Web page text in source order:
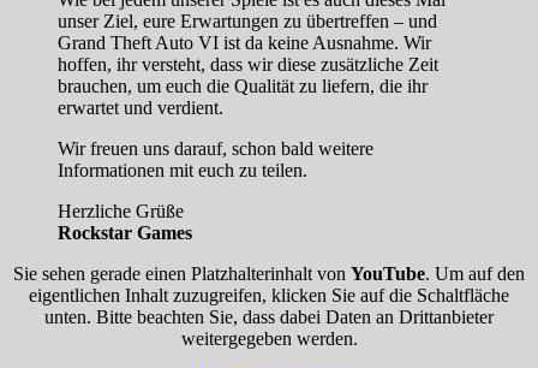
unser Ziel, eure Erwartungen zu übertreffen – und
Grand Theft Auto VI ist da keine Ausnahme. Wir
hoffen, ihr versteht, dass wir diese zusätzliche Zeit
brauchen, um euch die Qualität zu liefern, die ihr
erwartet und verdient.
Wir freuen uns darauf, schon bald weitere
Informationen mit euch zu teilen.
Herzliche Grüße
Rockstar Games
Sie sehen gerade einen Platzhalterinhalt von YouTube. Um auf den
eigentlichen Inhalt zuzugreifen, klicken Sie auf die Schaltfläche
unten. Bitte beachten Sie, dass dabei Daten an Drittanbieter
weitergegeben werden.